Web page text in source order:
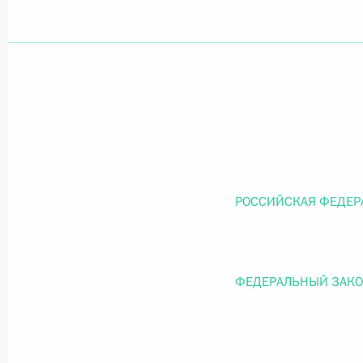
Федеральный закон от
РОССИЙСКАЯ
ФЕДЕРАЛЬНЫЙ